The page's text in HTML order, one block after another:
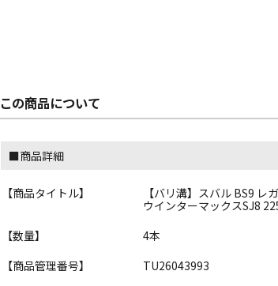
この商品について
■商品詳細
【商品タイトル】
【バリ溝】スバル BS9
ウインターマックスSJ8
【数量】
4本
【商品管理番号】
TU26043993